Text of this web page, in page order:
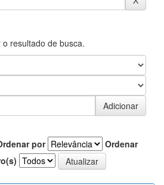
resultado de busca.
por
Ordenar